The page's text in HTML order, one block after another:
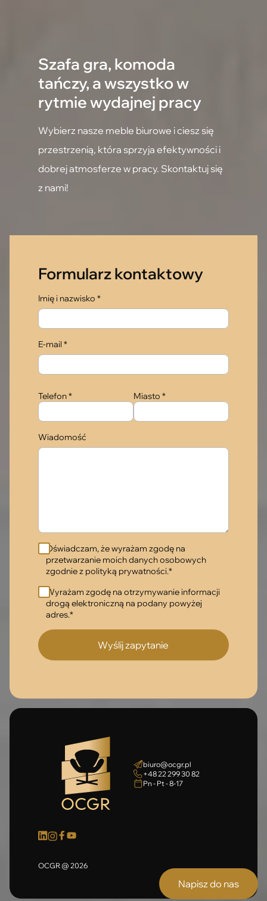
Szafa gra, komoda
tańczy, a wszystko w
rytmie wydajnej pracy
Wybierz nasze meble biurowe i ciesz się
przestrzenią, która sprzyja efektywności i
dobrej atmosferze w pracy. Skontaktuj się
z nami!
Formularz kontaktowy
Imię i nazwisko *
E-mail *
Telefon * Miasto *
Wiadomość
Oświadczam, że wyrażam zgodę na
przetwarzanie moich danych osobowych
zgodnie z polityką prywatności.*
Wyrażam zgodę na otrzymywanie informacji
drogą elektroniczną na podany powyżej
adres.*
biuro@ocgr.pl
+48 22 299 30 82
Pn - Pt - 8-17
OCGR @ 2026
Napisz do nas